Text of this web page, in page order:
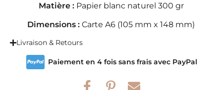
Matière :Papier blanc naturel 300 gr
Dimensions : Carte A6 (105 mm x 148 mm)
Livraison & Retours
Paiement en 4 fois sans frais avec PayPal